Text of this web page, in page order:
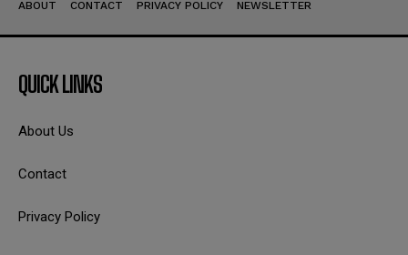
ABOUT CONTACT PRIVACY POLICY NEWSLETTER
QUICK LINKS
About Us
Contact
Privacy Policy